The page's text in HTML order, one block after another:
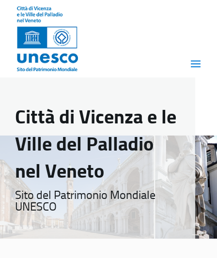
Città di Vicenza e le
Ville del Palladio
nel Veneto
Sito del Patrimonio Mondiale
UNESCO